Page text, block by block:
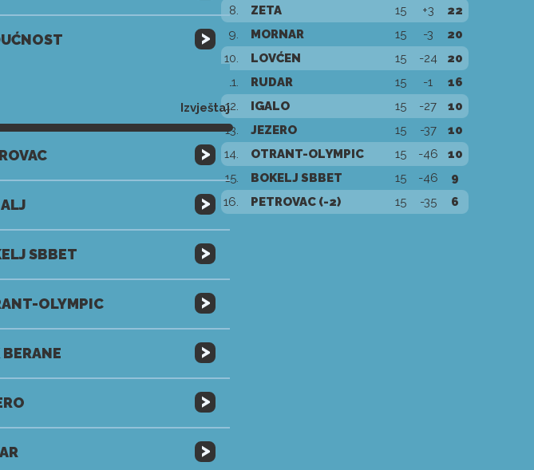
>
Izvještaj
>
>
SBBET >
OLYMPIC >
>
>
>
8.
ZETA 15 +3
22
9.
MORNAR 15 -3
20
10.
LOVĆEN 15 -24
20
11.
RUDAR 15 -1
16
12.
IGALO 15 -27
10
13.
JEZERO 15 -37
10
14.
OTRANT-OLYMPIC 15 -46
10
15.
BOKELJ SBBET 15 -46
9
16.
PETROVAC (-2) 15 -35 6